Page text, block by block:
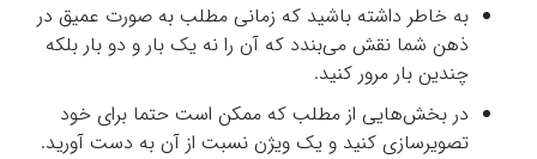
به خاطر داشته باشید که زمانی مطلب به صورت عمیق در
ذهن شما نقش می‌بندد که آن را نه یک بار و دو بار بلکه
چندین بار مرور کنید.
در بخش‌هایی از مطلب که ممکن است حتما برای خود
تصویرسازی کنید و یک ویژن نسبت از آن به دست آورید.